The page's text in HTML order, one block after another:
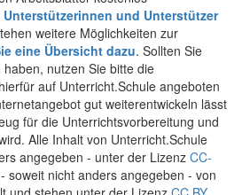
Unterstützerinnen und Unterstützer
weitere Möglichkeiten zur
eine Übersicht dazu. Sollten Sie
nutzen Sie bitte die
auf Unterricht.Schule angeboten
gut weiterentwickeln lässt
für die Unterrichtsvorbereitung und
Alle Inhalt von Unterricht.Schule
angegeben - unter der Lizenz CC-
soweit nicht anders angegeben - von